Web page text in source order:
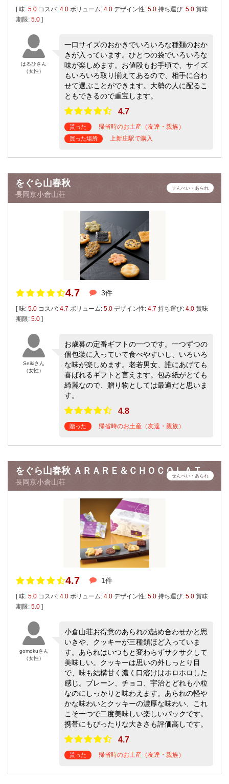
[ 味: 5.0 コスパ: 4.0 ボリューム: 4.0 デザイン性: 5.0 持ち運び: 5.0 賞味
期限: 5.0 ]
はるひさん
（女性）
一口サイズのおかきでいろいろな種類のおか
きが入っています。ひとつの袋でいろいろな
味が楽しめます。お値段もお手頃で、サイズ
もいろいろ取り揃えてあるので、相手に合わ
せて選ぶことができます。大勢の人に配るこ
ともできるので重宝します。
4.7
貰った 帰省時のお土産（友達・親族）
買った場所 上新庄駅で購入
をぐら山春秋
長岡京小倉山荘
せんべい・あられ
4.7 3件
[ 味: 5.0 コスパ: 4.7 ボリューム: 5.0 デザイン性: 4.7 持ち運び: 4.0 賞味
期限: 5.0 ]
Seikiさん
（女性）
お歳暮の定番ギフトの一つです。一つずつの
個包装に入っていて食べやすいし、いろいろ
な味が楽しめます。老若男女、誰にあげても
喜ばれるギフトと言えます。包み紙がとても
綺麗なので、贈り物としては最適だと思いま
す。
4.8
贈った 帰省時のお土産（友達・親族）
をぐら山春秋 ＡＲＡＲＥ＆ＣＨＯＣＯＬＡＴ
長岡京小倉山荘
せんべい・あられ
4.7 1件
[ 味: 5.0 コスパ: 4.0 ボリューム: 4.0 デザイン性: 5.0 持ち運び: 5.0 賞味
期限: 5.0 ]
gomokuさん
（女性）
小倉山荘お得意のあられの詰め合わせかと思
いきや、クッキーが三種類ほど入っていま
す。あられはいつもと変わらずサクサクして
美味しい。クッキーは思いの外しっとり目
で、味も結構甘く濃く口溶けはホロホロした
感じ。プレーン、チョコ、宇治とどれも小粒
なのにしっかりと味わえます。あられの軽や
かな味わいとクッキーの濃厚な味わい、これ
こそ一つで二度美味しい楽しいパックです。
携帯にもぴったりな大きさも評価高しです。
4.7
貰った 帰省時のお土産（友達・親族）